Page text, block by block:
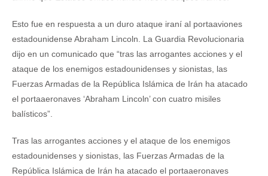
Esto fue en respuesta a un duro ataque iraní al portaaviones
estadounidense Abraham Lincoln. La Guardia Revolucionaria
dijo en un comunicado que “tras las arrogantes acciones y el
ataque de los enemigos estadounidenses y sionistas, las
Fuerzas Armadas de la República Islámica de Irán ha atacado
el portaaeronaves ‘Abraham Lincoln’ con cuatro misiles
balísticos”.
Tras las arrogantes acciones y el ataque de los enemigos
estadounidenses y sionistas, las Fuerzas Armadas de la
República Islámica de Irán ha atacado el portaaeronaves